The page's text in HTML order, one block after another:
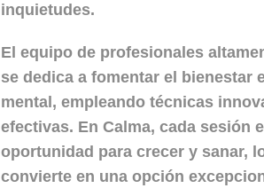
inquietudes.
El equipo de profesionales
se dedica a fomentar el bienestar
mental, empleando técnicas
efectivas. En Calma, cada sesión
oportunidad para crecer y sanar,
convierte en una opción